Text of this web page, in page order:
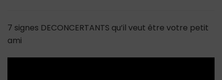
être
7 signes DECONCERTANTS qu’il veut être votre petit
ami